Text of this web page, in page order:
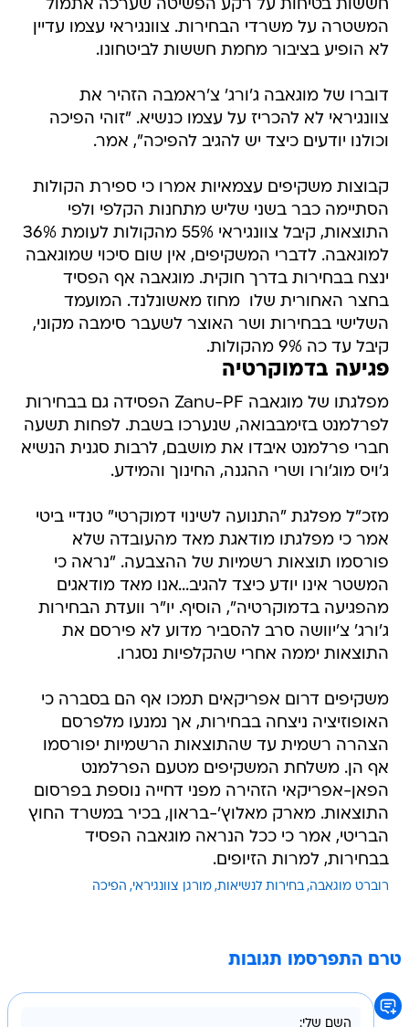
חששות בטיחות על רקע הפשיטה שערכה אתמול
המשטרה על משרדי הבחירות. צוונגיראי עצמו עדיין
לא הופיע בציבור מחמת חששות לביטחונו.
דוברו של מוגאבה ג'ורג' צ'ראמבה הזהיר את
צוונגיראי לא להכריז על עצמו כנשיא. "זוהי הפיכה
וכולנו יודעים כיצד יש להגיב להפיכה", אמר.
קבוצות משקיפים עצמאיות אמרו כי ספירת הקולות
הסתיימה כבר בשני שליש מתחנות הקלפי ולפי
התוצאות, קיבל צוונגיראי 55% מהקולות לעומת 36%
למוגאבה. לדברי המשקיפים, אין שום סיכוי שמוגאבה
ינצח בבחירות בדרך חוקית. מוגאבה אף הפסיד
בחצר האחורית שלו  מחוז מאשונלנד. המועמד
השלישי בבחירות ושר האוצר לשעבר סימבה מקוני,
קיבל עד כה 9% מהקולות.
פגיעה בדמוקרטיה
מפלגתו של מוגאבה Zanu-PF הפסידה גם בבחירות
לפרלמנט בזימבבואה, שנערכו בשבת. לפחות תשעה
חברי פרלמנט איבדו את מושבם, לרבות סגנית הנשיא
ג'ויס מוג'ורו ושרי ההגנה, החינוך והמידע.
מזכ"ל מפלגת "התנועה לשינוי דמוקרטי" טנדיי ביטי
אמר כי מפלגתו מודאגת מאד מהעובדה שלא
פורסמו תוצאות רשמיות של ההצבעה. "נראה כי
המשטר אינו יודע כיצד להגיב...אנו מאד מודאגים
מהפגיעה בדמוקרטיה", הוסיף. יו"ר וועדת הבחירות
ג'ורג' צ'יוושה סרב להסביר מדוע לא פירסם את
התוצאות יממה אחרי שהקלפיות נסגרו.
משקיפים דרום אפריקאים תמכו אף הם בסברה כי
האופוזיציה ניצחה בבחירות, אך נמנעו מלפרסם
הצהרה רשמית עד שהתוצאות הרשמיות יפורסמו
אף הן. משלחת המשקיפים מטעם הפרלמנט
הפאן-אפריקאי הזהירה מפני דחייה נוספת בפרסום
התוצאות. מארק מאלוץ'-בראון, בכיר במשרד החוץ
הבריטי, אמר כי ככל הנראה מוגאבה הפסיד
בבחירות, למרות הזיופים.
רוברט מוגאבה בחירות לנשיאות מורגן צוונגיראי הפיכה
טרם התפרסמו תגובות